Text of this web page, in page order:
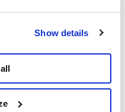
Show details
encerclé par des
agriculteurs sont
leur prendre leurs
privées et l'armée
Leur tactique